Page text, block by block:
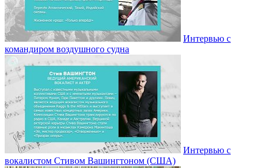
Интервью с
командиром воздушного судна
Интервью с
вокалистом Стивом Вашингтоном (США)